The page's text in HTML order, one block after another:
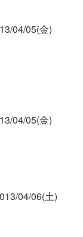
04/05(金)
04/05(金)
04/06(土)